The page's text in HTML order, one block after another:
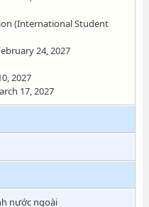
(International Student
24, 2027
2027
17, 2027
nước ngoài